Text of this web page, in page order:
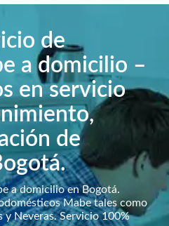
de
a domicilio –
en servicio
de
a domicilio en Bogotá.
Mabe tales como
y Neveras. Servicio 100%